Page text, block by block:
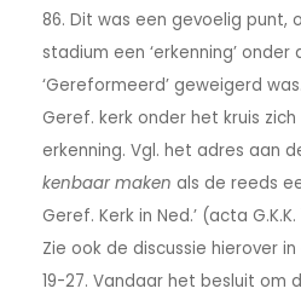
86. Dit was een gevoelig punt,
stadium een ‘erkenning’ onder
‘Gereformeerd’ geweigerd
Geref. kerk onder het kruis
erkenning. Vgl. het adres aan
kenbaar maken als de reeds
Geref. Kerk in Ned.’ (acta G.K.K.
Zie ook de discussie hierover in
19-27. Vandaar het besluit om